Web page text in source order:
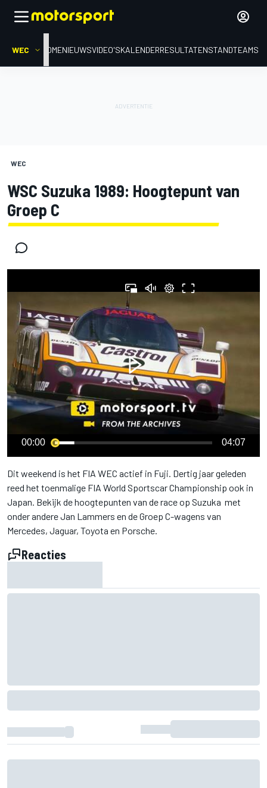
WEC HOMENIEUWSVIDEO'SKALENDERRESULTATENSTANDTEAMS
WEC
WSC Suzuka 1989: Hoogtepunt van
Groep C
00:00 04:07
Dit weekend is het FIA WEC actief in Fuji. Dertig jaar geleden
reed het toenmalige FIA World Sportscar Championship ook in
Japan. Bekijk de hoogtepunten van de race op Suzuka met
onder andere Jan Lammers en de Groep C-wagens van
Mercedes, Jaguar, Toyota en Porsche.
Reacties